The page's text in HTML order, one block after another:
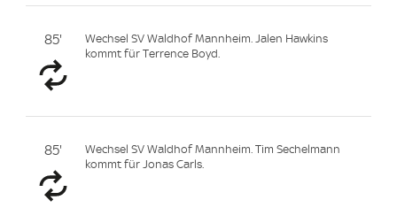
85'
Wechsel SV Waldhof Mannheim. Jalen Hawkins
kommt für Terrence Boyd.
85'
Wechsel SV Waldhof Mannheim. Tim Sechelmann
kommt für Jonas Carls.